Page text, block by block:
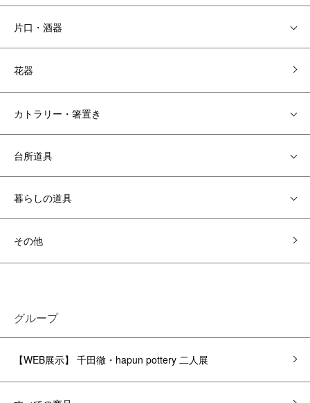
片口・酒器
花器
カトラリー・箸置き
台所道具
暮らしの道具
その他
グループ
【WEB展示】 千田徹・hapun pottery 二人展